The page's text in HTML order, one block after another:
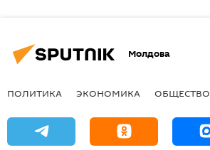
Молдова
ПОЛИТИКА ЭКОНОМИКА ОБЩЕСТВО